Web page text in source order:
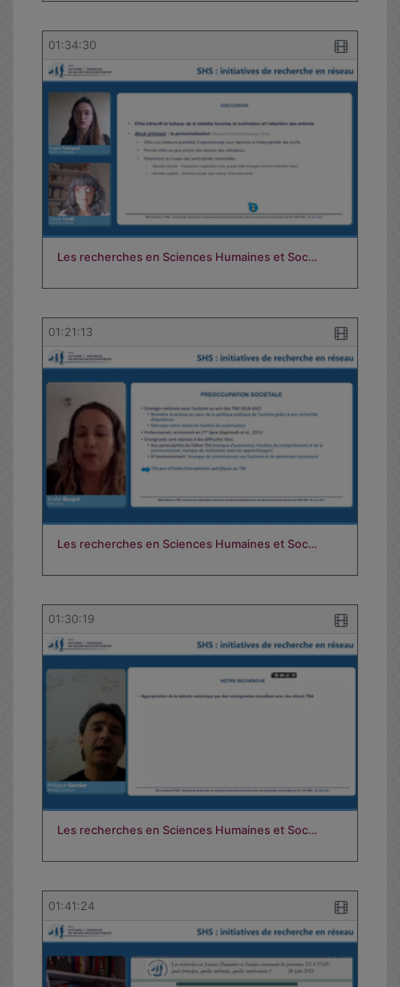
01:34:30
Les recherches en Sciences Humaines et Soc…
01:21:13
Les recherches en Sciences Humaines et Soc…
01:30:19
Les recherches en Sciences Humaines et Soc…
01:41:24